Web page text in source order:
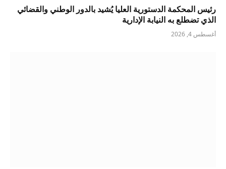
رئيس المحكمة الدستورية العليا يُشيد بالدور الوطني والقضائي
الذي تضطلع به النيابة الإدارية
أغسطس 4, 2026